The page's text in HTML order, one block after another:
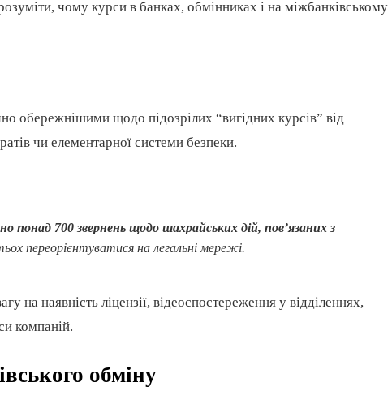
чому курси в банках, обмінниках і на міжбанківському
обережнішими щодо підозрілих “вигідних курсів” від
чи елементарної системи безпеки.
понад 700 звернень щодо шахрайських дій, пов’язаних з
переорієнтуватися на легальні мережі.
на наявність ліцензії, відеоспостереження у відділеннях,
компаній.
обміну